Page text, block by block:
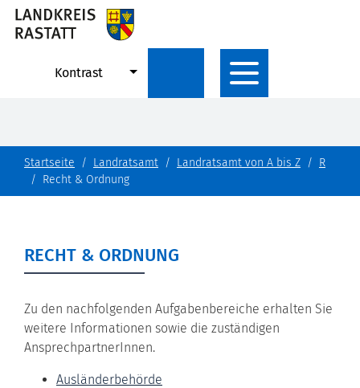
Kontrast
Startseite Landratsamt Landratsamt von A bis Z
R
Recht & Ordnung
RECHT & ORDNUNG
Zu den nachfolgenden Aufgabenbereiche erhalten Sie
weitere Informationen sowie die zuständigen
AnsprechpartnerInnen.
Ausländerbehörde